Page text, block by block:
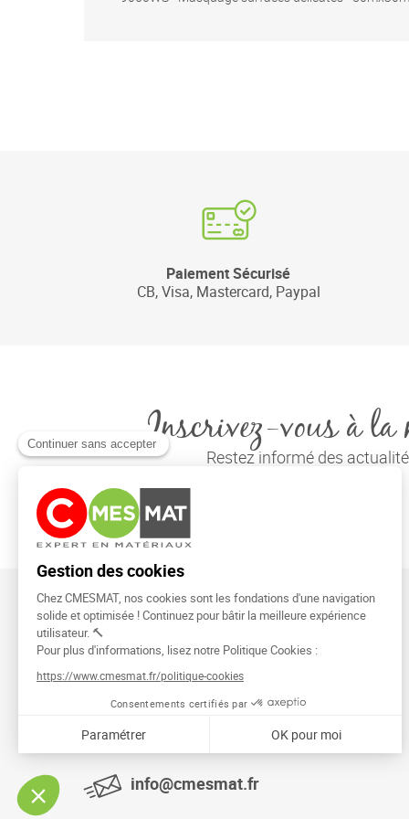
Paiement Sécurisé
CB, Visa, Mastercard, Paypal
Inscrivez-vous à la
Restez informé des
CMESMAT
91026 EVRY COURCOURONNES
info@cmesmat.fr